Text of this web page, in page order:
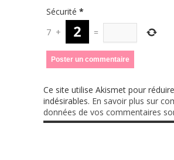
Sécurité *
7 + =
Ce site utilise Akismet pour
indésirables. En savoir plus sur
données de vos commentaires